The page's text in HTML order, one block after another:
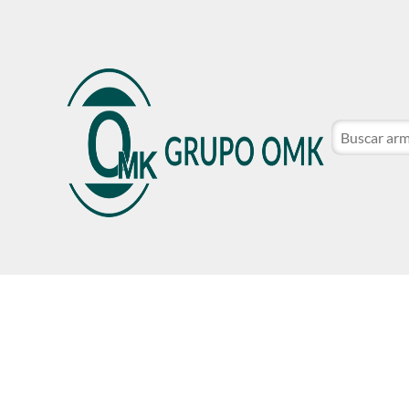
CATÁLOGO DE MARCAS